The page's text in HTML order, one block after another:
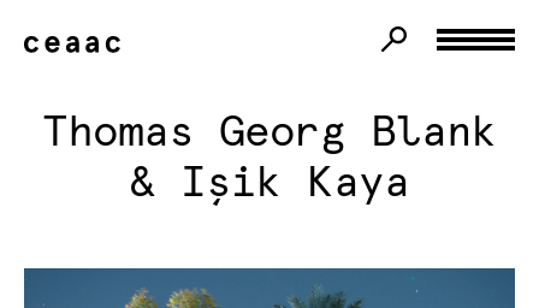
Thomas Georg Blank
& Işik Kaya